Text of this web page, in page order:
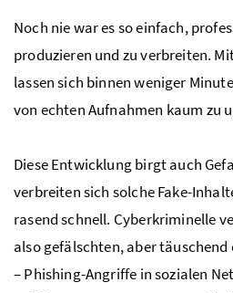
Noch nie war es so einfach,
produzieren und zu verbreiten.
lassen sich binnen weniger
von echten Aufnahmen kaum zu
Diese Entwicklung birgt auch
verbreiten sich solche Fake-
rasend schnell. Cyberkriminelle
also gefälschten, aber
– Phishing-Angriffe in sozialen